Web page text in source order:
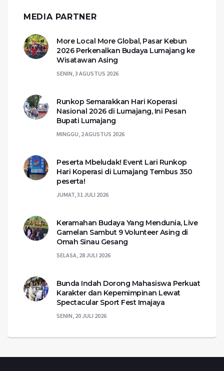
MEDIA PARTNER
More Local More Global, Pasar Kebun
2026 Perkenalkan Budaya Lumajang ke
Wisatawan Asing
SENIN, 3 AGUSTUS 2026
Runkop Semarakkan Hari Koperasi
Nasional 2026 di Lumajang, Ini Pesan
Bupati Lumajang
MINGGU, 2 AGUSTUS 2026
Peserta Mbeludak! Event Lari Runkop
Hari Koperasi di Lumajang Tembus 350
peserta!
JUMAT, 31 JULI 2026
Keramahan Budaya Yang Mendunia, Live
Gamelan Sambut 9 Volunteer Asing di
Omah Sinau Gesang
SELASA, 28 JULI 2026
Bunda Indah Dorong Mahasiswa Perkuat
Karakter dan Kepemimpinan Lewat
Spectacular Sport Fest Imajaya
SENIN, 20 JULI 2026